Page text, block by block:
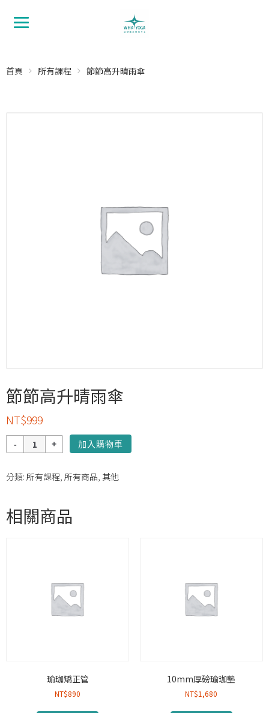
首頁 所有課程 節節高升晴雨傘
節節高升晴雨傘
NT$999
數
量
加入購物車
分類: 所有課程, 所有商品, 其他
相關商品
瑜珈矯正管
NT$890
10mm厚磅瑜珈墊
NT$1,680